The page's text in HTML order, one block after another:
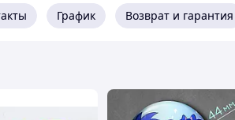
График Возврат и гарантия